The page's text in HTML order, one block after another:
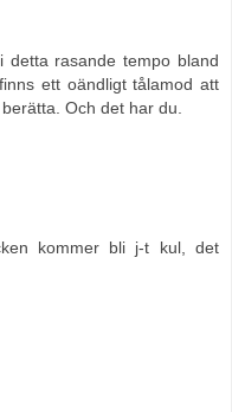
rasande tempo bland
ett oändligt tålamod att
Och det har du.
kommer bli j-t kul, det